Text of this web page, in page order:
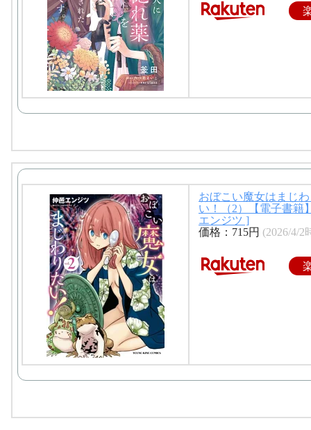
おぼこい魔女はまじ
い！（2）【電子書籍
エンジツ ]
価格：715円 (2026/4/2